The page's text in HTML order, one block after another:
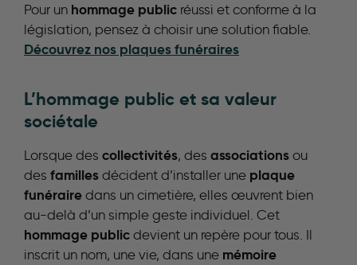
Pour un hommage public réussi et conforme à la
législation, pensez à choisir une solution fiable.
Découvrez nos plaques funéraires
L’hommage public et sa valeur
sociétale
Lorsque des collectivités, des associations ou
des familles décident d’installer une plaque
funéraire dans un cimetière, elles œuvrent bien
au-delà d’un simple geste individuel. Cet
hommage public devient un repère pour tous. Il
inscrit un nom, une vie, dans une mémoire